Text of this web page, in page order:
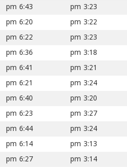
3:23 pm
6:43 pm
3:22 pm
6:20 pm
3:23 pm
6:22 pm
3:18 pm
6:36 pm
3:21 pm
6:41 pm
3:24 pm
6:21 pm
3:20 pm
6:40 pm
3:27 pm
6:23 pm
3:24 pm
6:44 pm
3:13 pm
6:14 pm
3:14 pm
6:27 pm